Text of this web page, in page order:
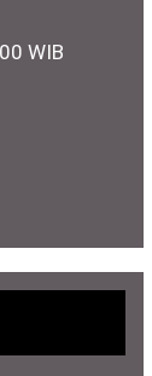
WIB